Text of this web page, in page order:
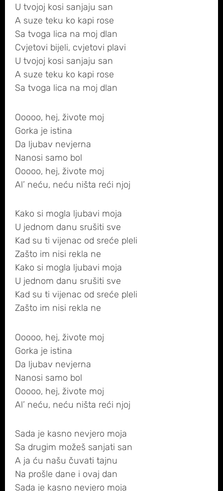
U tvojoj kosi sanjaju san
A suze teku ko kapi rose
Sa tvoga lica na moj dlan
Cvjetovi bijeli, cvjetovi plavi
U tvojoj kosi sanjaju san
A suze teku ko kapi rose
Sa tvoga lica na moj dlan
Ooooo, hej, živote moj
Gorka je istina
Da ljubav nevjerna
Nanosi samo bol
Ooooo, hej, živote moj
Al’ neću, neću ništa reći njoj
Kako si mogla ljubavi moja
U jednom danu srušiti sve
Kad su ti vijenac od sreće pleli
Zašto im nisi rekla ne
Kako si mogla ljubavi moja
U jednom danu srušiti sve
Kad su ti vijenac od sreće pleli
Zašto im nisi rekla ne
Ooooo, hej, živote moj
Gorka je istina
Da ljubav nevjerna
Nanosi samo bol
Ooooo, hej, živote moj
Al’ neću, neću ništa reći njoj
Sada je kasno nevjero moja
Sa drugim možeš sanjati san
A ja ću našu čuvati tajnu
Na prošle dane i ovaj dan
Sada je kasno nevjero moja